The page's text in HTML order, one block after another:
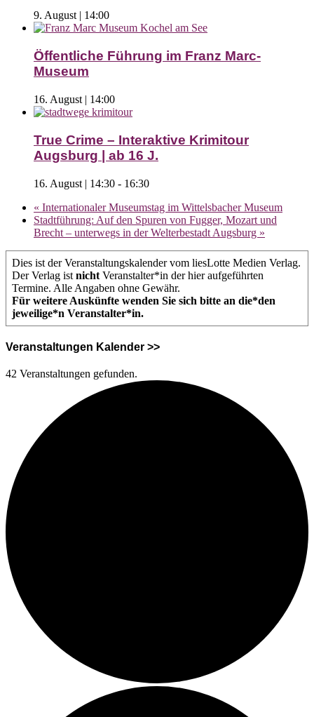
9. August | 14:00
Öffentliche Führung im Franz Marc-
Museum
16. August | 14:00
True Crime – Interaktive Krimitour
Augsburg | ab 16 J.
16. August | 14:30 - 16:30
« Internationaler Museumstag im Wittelsbacher Museum
Stadtführung: Auf den Spuren von Fugger, Mozart und
Brecht – unterwegs in der Welterbestadt Augsburg »
Dies ist der Veranstaltungskalender vom liesLotte Medien Verlag.
Der Verlag ist nicht Veranstalter*in der hier aufgeführten
Termine. Alle Angaben ohne Gewähr.
Für weitere Auskünfte wenden Sie sich bitte an die*den
jeweilige*n Veranstalter*in.
Veranstaltungen Kalender >>
42 Veranstaltungen gefunden.